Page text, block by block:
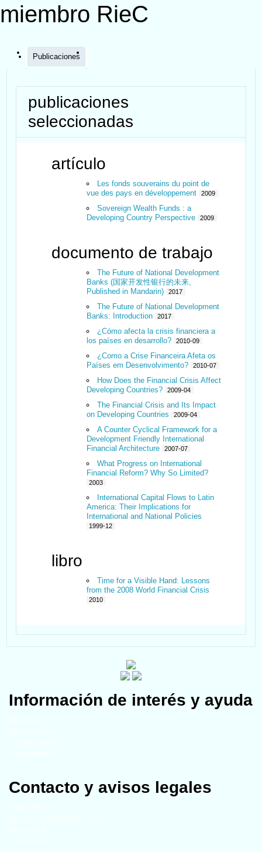
miembro RieC
Publicaciones
publicaciones
seleccionadas
artículo
Les fonds souverains du point de
vue des pays en développement
2009
Sovereign Wealth Funds : a
Developing Country Perspective
2009
documento de trabajo
The Future of National Development
Banks (国家开发性银行的未来,
Published in Mandarin)
2017
The Future of National Development
Banks: Introduction
2017
¿Cómo afecta la crisis financiera a
los países en desarrollo?
2010-09
¿Como a Crise Financeira Afeta os
Países em Desenvolvimento?
2010-07
How Does the Financial Crisis Affect
Developing Countries?
2009-04
The Financial Crisis and Its Impact
on Developing Countries
2009-04
A Counter Cyclical Framework for a
Development Friendly International
Financial Architecture
2007-07
What Progress on International
Financial Reform? Why So Limited?
2003
International Capital Flows to Latin
America: Their Implications for
International and National Policies
1999-12
libro
Time for a Visible Hand: Lessons
from the 2008 World Financial Crisis
2010
Información de interés y ayuda
Contacto y avisos legales